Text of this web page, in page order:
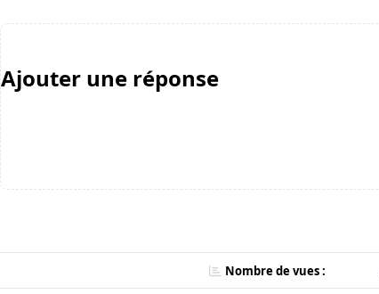
Ajouter une réponse
Nombre de vues :